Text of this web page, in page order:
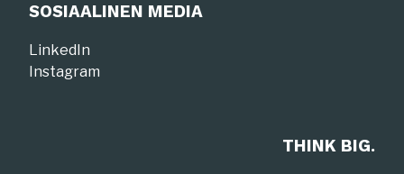
SOSIAALINEN MEDIA
LinkedIn
Instagram
THINK BIG.